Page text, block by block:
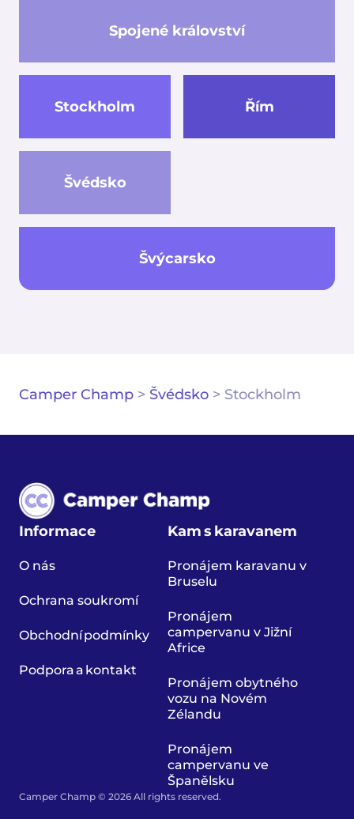
Spojené království
Stockholm Řím
Švédsko
Švýcarsko
Camper Champ > Švédsko > Stockholm
Informace
O nás
Ochrana soukromí
Obchodní podmínky
Podpora a kontakt
Kam s karavanem
Pronájem karavanu v
Bruselu
Pronájem
campervanu v Jižní
Africe
Pronájem obytného
vozu na Novém
Zélandu
Pronájem
campervanu ve
Španělsku
Camper Champ © 2026 All rights reserved.